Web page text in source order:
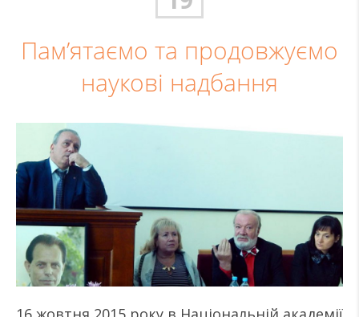
Пам’ятаємо та продовжуємо
наукові надбання